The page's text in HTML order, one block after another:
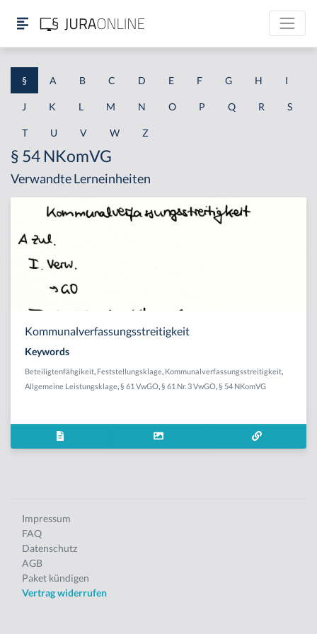
§ A B C D E F G H I
J K L M N O P Q R S
T U V W Z
§ 54 NKomVG
Verwandte Lerneinheiten
Kommunalverfassungsstreitigkeit
Keywords
Beteiligtenfähgikeit Feststellungsklage Kommunalverfassungsstreitigkeit
Allgemeine Leistungsklage § 61 VwGO § 61 Nr. 3 VwGO § 54 NKomVG
Impressum
FAQ
Datenschutz
AGB
Paket kündigen
Vertrag widerrufen